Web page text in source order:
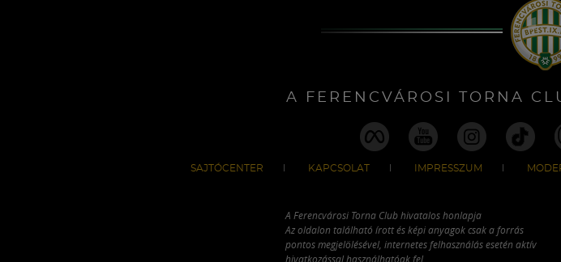
A FERENCVÁROSI TORNA
SAJTÓCENTER KAPCSOLAT IMPRESSZUM
A Ferencvárosi Torna Club hivatalos honlapja
Az oldalon található írott és képi anyagok csak a forrás
pontos megjelölésével, internetes felhasználás esetén aktív
hivatkozással használhatóak fel.